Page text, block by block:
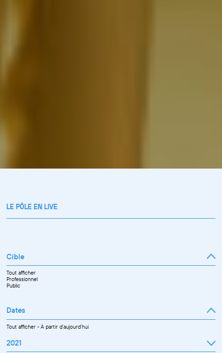
LE PÔLE EN LIVE
Cible
Tout afficher
Professionnel
Public
Dates
Tout afficher-À partir d'aujourd'hui
2021